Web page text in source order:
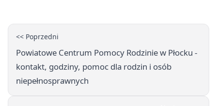
<< Poprzedni
Powiatowe Centrum Pomocy Rodzinie w Płocku -
kontakt, godziny, pomoc dla rodzin i osób
niepełnosprawnych